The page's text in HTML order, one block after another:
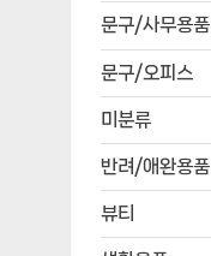
문구/사무용품
문구/오피스
미분류
반려/애완용품
뷰티